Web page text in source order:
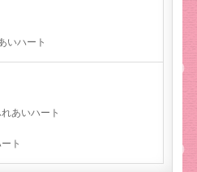
いハート
あいハート
ト